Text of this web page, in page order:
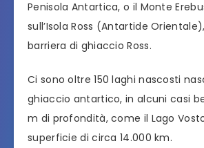
Penisola Antartica, o il Monte
sull’Isola Ross (Antartide
barriera di ghiaccio Ross.
Ci sono oltre 150 laghi nascosti
ghiaccio antartico, in alcuni casi
m di profondità, come il Lago
superficie di circa 14.000 km.